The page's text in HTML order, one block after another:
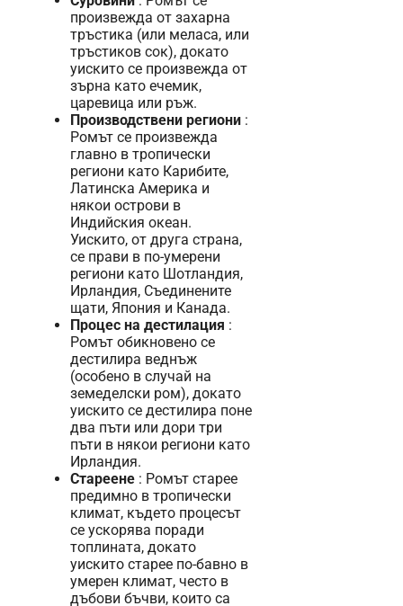
произвежда от захарна
тръстика (или меласа, или
тръстиков сок), докато
уискито се произвежда от
зърна като ечемик,
царевица или ръж.
Производствени региони :
Ромът се произвежда
главно в тропически
региони като Карибите,
Латинска Америка и
някои острови в
Индийския океан.
Уискито, от друга страна,
се прави в по-умерени
региони като Шотландия,
Ирландия, Съединените
щати, Япония и Канада.
Процес на дестилация :
Ромът обикновено се
дестилира веднъж
(особено в случай на
земеделски ром), докато
уискито се дестилира поне
два пъти или дори три
пъти в някои региони като
Ирландия.
Стареене : Ромът старее
предимно в тропически
климат, където процесът
се ускорява поради
топлината, докато
уискито старее по-бавно в
умерен климат, често в
дъбови бъчви, които са